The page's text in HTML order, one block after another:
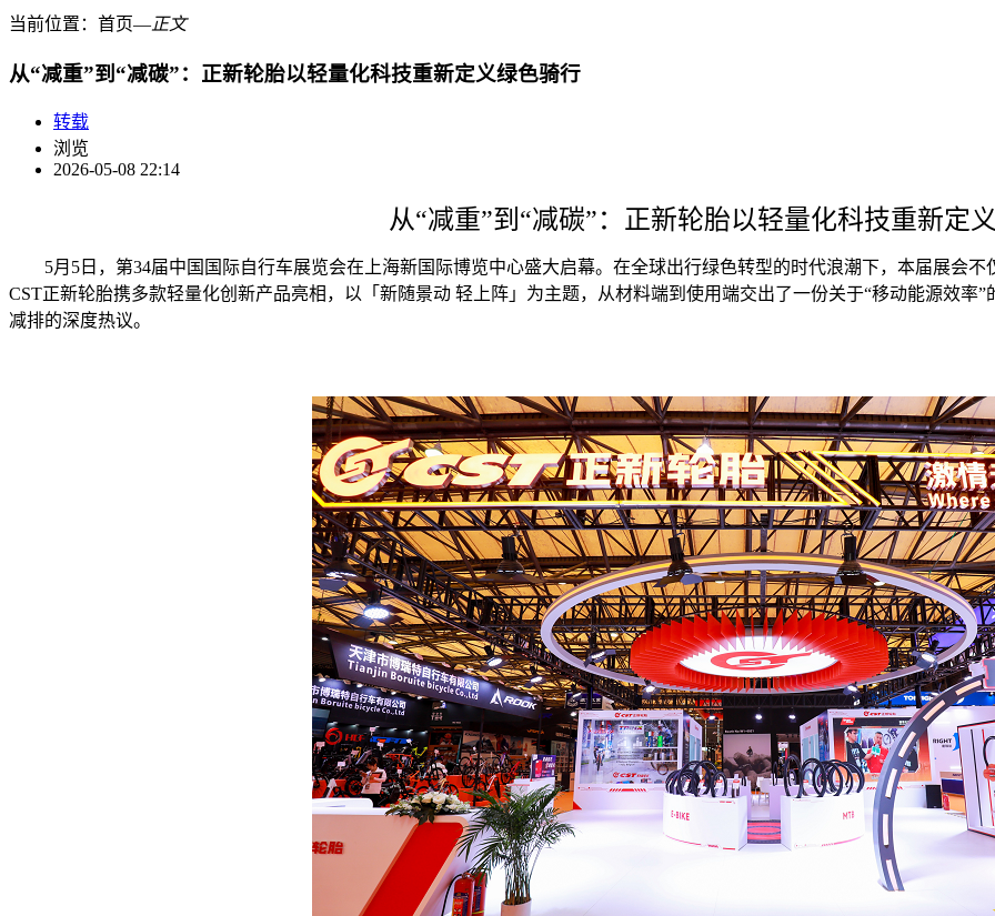
当前位置： 首页―正文
从“减重”到“减碳”：正新轮胎以轻量化科技重新定义绿色骑行
转载
浏览
2026-05-08 22:14
从“减重”到“减碳”：正新轮胎以轻量化科技重新定
5月5日，第34届中国国际自行车展览会在上海新国际博览中心盛大启幕。在全球出行绿色转型的时代浪潮下，本届展会
CST正新轮胎携多款轻量化创新产品亮相，以「新随景动 轻上阵」为主题，从材料端到使用端交出了一份关于“移动能源效率
减排的深度热议。